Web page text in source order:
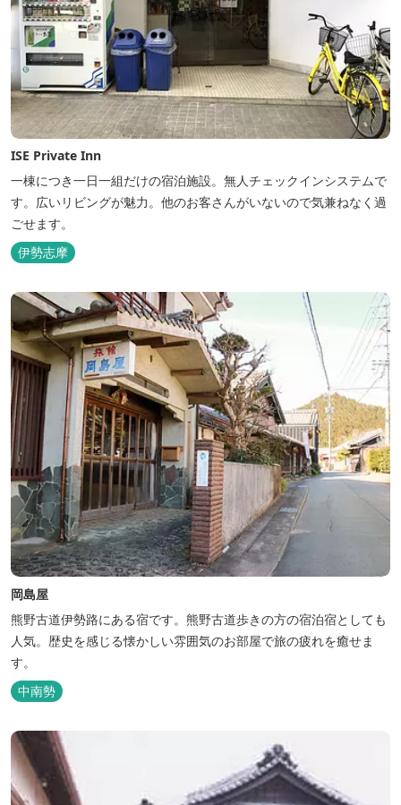
ISE Private Inn
一棟につき一日一組だけの宿泊施設。無人チェックインシステムで
す。広いリビングが魅力。他のお客さんがいないので気兼ねなく過
ごせます。
伊勢志摩
岡島屋
熊野古道伊勢路にある宿です。熊野古道歩きの方の宿泊宿としても
人気。歴史を感じる懐かしい雰囲気のお部屋で旅の疲れを癒せま
す。
中南勢